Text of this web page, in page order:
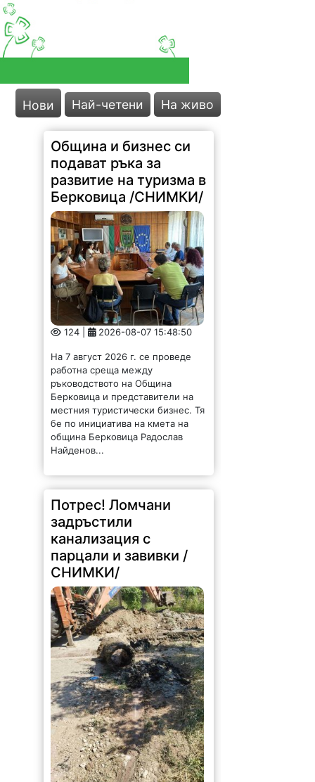
Нови Най-четени На живо
Община и бизнес си
подават ръка за
развитие на туризма в
Берковица /СНИМКИ/
124 | 2026-08-07 15:48:50
На 7 август 2026 г. се проведе
работна среща между
ръководството на Община
Берковица и представители на
местния туристически бизнес. Тя
бе по инициатива на кмета на
община Берковица Радослав
Найденов...
Потрес! Ломчани
задръстили
канализация с
парцали и завивки /
СНИМКИ/